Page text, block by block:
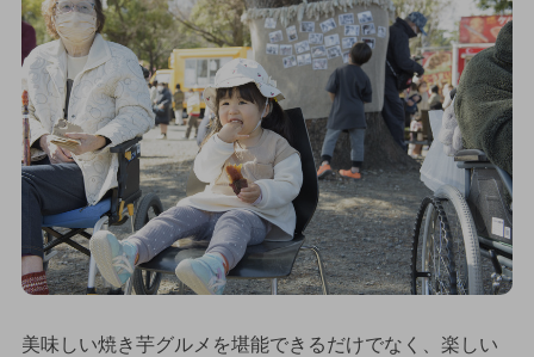
美味しい焼き芋グルメを堪能できるだけでなく、楽しい